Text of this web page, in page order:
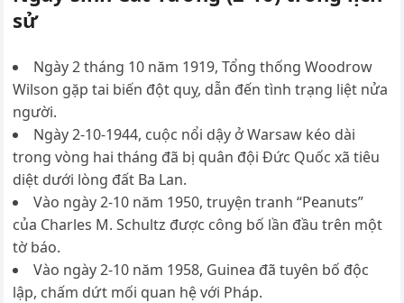
sử
Ngày 2 tháng 10 năm 1919, Tổng thống Woodrow
Wilson gặp tai biến đột quỵ, dẫn đến tình trạng liệt nửa
người.
Ngày 2-10-1944, cuộc nổi dậy ở Warsaw kéo dài
trong vòng hai tháng đã bị quân đội Đức Quốc xã tiêu
diệt dưới lòng đất Ba Lan.
Vào ngày 2-10 năm 1950, truyện tranh “Peanuts”
của Charles M. Schultz được công bố lần đầu trên một
tờ báo.
Vào ngày 2-10 năm 1958, Guinea đã tuyên bố độc
lập, chấm dứt mối quan hệ với Pháp.